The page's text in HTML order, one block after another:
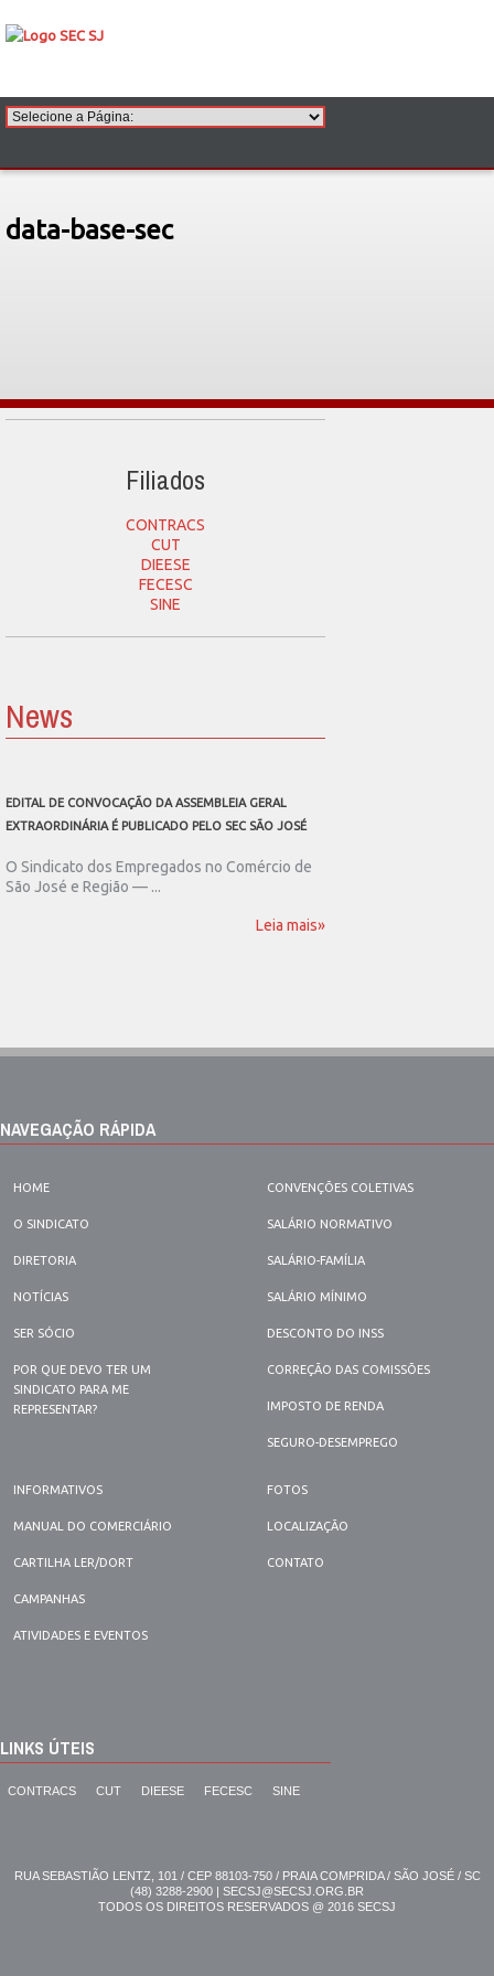
data-base-sec
Filiados
CONTRACS
CUT
DIEESE
FECESC
SINE
News
EDITAL DE CONVOCAÇÃO DA ASSEMBLEIA GERAL
EXTRAORDINÁRIA É PUBLICADO PELO SEC SÃO JOSÉ
O Sindicato dos Empregados no Comércio de
São José e Região — ...
Leia mais»
NAVEGAÇÃO RÁPIDA
HOME
O SINDICATO
DIRETORIA
NOTÍCIAS
SER SÓCIO
POR QUE DEVO TER UM
SINDICATO PARA ME
REPRESENTAR?
CONVENÇÕES COLETIVAS
SALÁRIO NORMATIVO
SALÁRIO-FAMÍLIA
SALÁRIO MÍNIMO
DESCONTO DO INSS
CORREÇÃO DAS COMISSÕES
IMPOSTO DE RENDA
SEGURO-DESEMPREGO
INFORMATIVOS
MANUAL DO COMERCIÁRIO
CARTILHA LER/DORT
CAMPANHAS
ATIVIDADES E EVENTOS
FOTOS
LOCALIZAÇÃO
CONTATO
LINKS ÚTEIS
CONTRACS CUT DIEESE FECESC SINE
RUA SEBASTIÃO LENTZ, 101 / CEP 88103-750 / PRAIA COMPRIDA / SÃO JOSÉ / SC
(48) 3288-2900 | SECSJ@SECSJ.ORG.BR
TODOS OS DIREITOS RESERVADOS @ 2016 SECSJ